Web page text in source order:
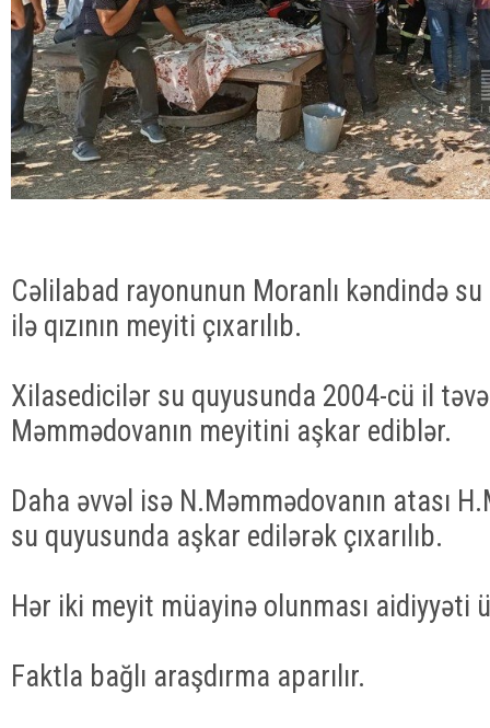
Cəlilabad rayonunun Moranlı kəndində
ilə qızının meyiti çıxarılıb.
Xilasedicilər su quyusunda 2004-cü il
Məmmədovanın meyitini aşkar ediblər.
Daha əvvəl isə N.Məmmədovanın atası
su quyusunda aşkar edilərək çıxarılıb.
Hər iki meyit müayinə olunması aidiyyəti
Faktla bağlı araşdırma aparılır.